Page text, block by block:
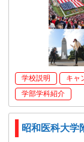
学校説明 キャ
学部学科紹介
昭和医科大学